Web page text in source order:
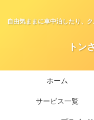
自由気ままに車中泊したり、
トン
ホーム
サービス一覧